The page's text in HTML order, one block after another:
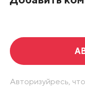
Авторизуйресь,